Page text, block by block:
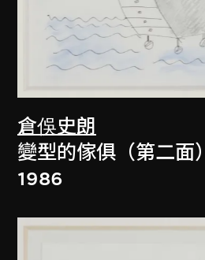
倉俁史朗
變型的傢俱（第二面）
1986